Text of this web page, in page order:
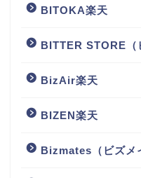
BITOKA楽天
BITTER STORE（
BizAir楽天
BIZEN楽天
Bizmates（ビズメ